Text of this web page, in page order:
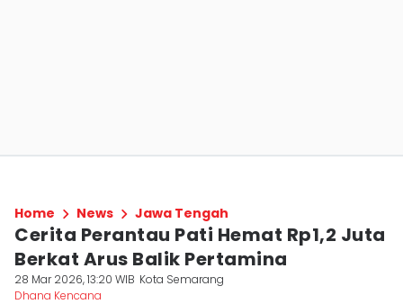
Home News Jawa Tengah
Cerita Perantau Pati Hemat Rp1,2 Juta
Berkat Arus Balik Pertamina
28 Mar 2026, 13:20 WIB Kota Semarang
Dhana Kencana